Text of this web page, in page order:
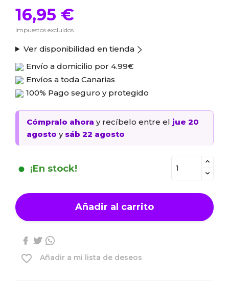
16,95 €
Impuestos excluidos
Ver disponibilidad en tienda
Envío a domicilio por 4.99€
Envíos a toda Canarias
100% Pago seguro y protegido
Cómpralo ahora y recíbelo entre el jue 20
agosto y sáb 22 agosto
¡En stock!
Añadir al carrito
favorite_border Añadir a mi lista de deseos